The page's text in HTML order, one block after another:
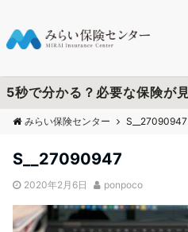
みらい保険センター S__27090947
S__27090947
2020年2月6日 ponpoco